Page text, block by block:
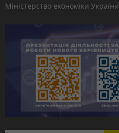
Міністерство економіки України